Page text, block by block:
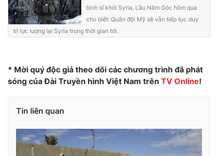
VTV Money VTV Thể thao
VTV Sức khoẻ Bất động sản
Thị trường 24h Tấm lòng Việt
Liên hệ tòa soạn English
binh sĩ khỏi Syria, Lầu Năm Góc hôm qua
cho biết: Quân đội Mỹ sẽ vẫn tiếp tục duy
trì lực lượng lại Syria trong thời gian tới.
* Mời quý độc giả theo dõi các chương trình đã phát
sóng của Đài Truyền hình Việt Nam trên TV Online!
Tin liên quan